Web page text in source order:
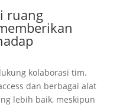
ruang
kolaborasi tim.
dan berbagai alat
lebih baik, meskipun